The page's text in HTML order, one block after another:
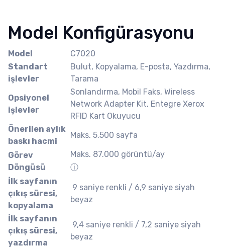
Model Konfigürasyonu
Model
C7020
Standart
işlevler
Bulut, Kopyalama, E-posta, Yazdırma,
Tarama
Opsiyonel
işlevler
Sonlandırma, Mobil Faks, Wireless
Network Adapter Kit, Entegre Xerox
RFID Kart Okuyucu
Önerilen aylık
baskı hacmi
Maks. 5.500 sayfa
Görev
Döngüsü
Maks. 87.000 görüntü/ay
ⓘ
İlk sayfanın
çıkış süresi,
kopyalama
​ 9 saniye renkli / 6,9 saniye siyah
beyaz
İlk sayfanın
çıkış süresi,
yazdırma
​ 9,4 saniye renkli / 7,2 saniye siyah
beyaz